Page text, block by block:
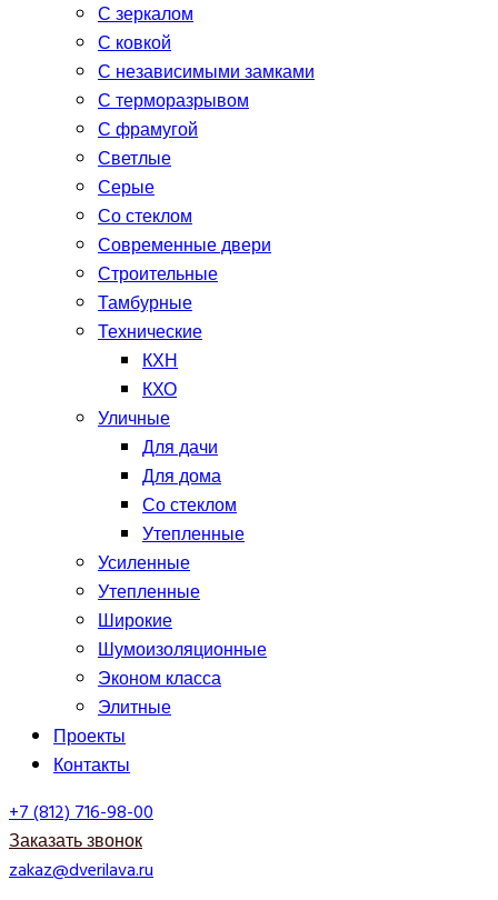
С зеркалом
С ковкой
С независимыми замками
С терморазрывом
С фрамугой
Светлые
Серые
Со стеклом
Современные двери
Строительные
Тамбурные
Технические
КХН
КХО
Уличные
Для дачи
Для дома
Со стеклом
Утепленные
Усиленные
Утепленные
Широкие
Шумоизоляционные
Эконом класса
Элитные
Проекты
Контакты
+7 (812) 716-98-00
Заказать звонок
zakaz@dverilava.ru